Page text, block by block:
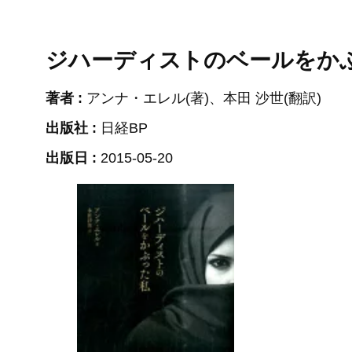
ジハーディストのベールをか
著者 : アンナ・エレル(著)、本田 沙世(翻訳)
出版社 : 日経BP
出版日 : 2015-05-20